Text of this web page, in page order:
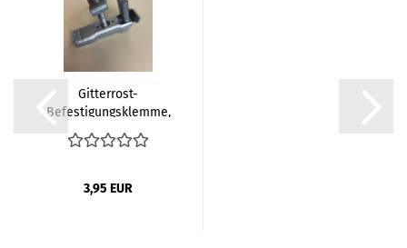
Gitterrost-
Befestigungsklemme,
verzinkt,...
3,95 EUR